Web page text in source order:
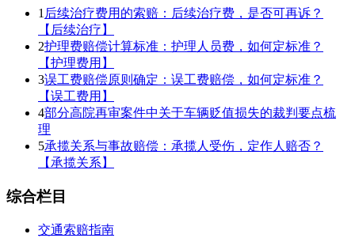
1后续治疗费用的索赔：后续治疗费，是否可再诉？
【后续治疗】
2护理费赔偿计算标准：护理人员费，如何定标准？
【护理费用】
3误工费赔偿原则确定：误工费赔偿，如何定标准？
【误工费用】
4部分高院再审案件中关于车辆贬值损失的裁判要点梳
理
5承揽关系与事故赔偿：承揽人受伤，定作人赔否？
【承揽关系】
综合栏目
交通索赔指南